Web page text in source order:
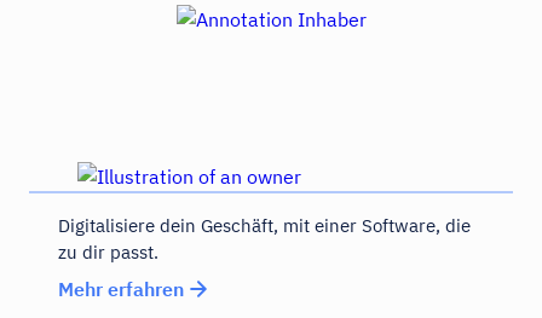
Digitalisiere dein Geschäft, mit einer Software, die
zu dir passt.
Mehr erfahren